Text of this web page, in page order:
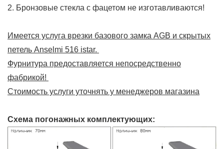
2. Бронзовые стекла с фацетом не изготавливаются!
Имеется услуга врезки базового замка AGB и скрытых
петель Anselmi 516 istar.
Фурнитура предоставляется непосредственно
фабрикой!
Стоимость услуги уточнять у менеджеров магазина
Схема погонажных комплектующих: